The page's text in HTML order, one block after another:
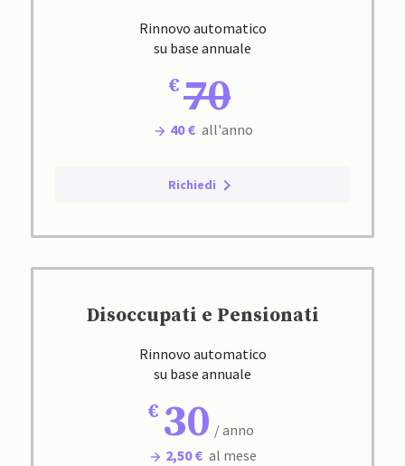
Rinnovo automatico
su base annuale
70
40 € all'anno
Richiedi
Disoccupati e Pensionati
Rinnovo automatico
su base annuale
30 / anno
2,50 € al mese